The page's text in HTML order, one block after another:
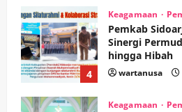
4
Keagamaan
Pemkab
Sinergi
hingga Hibah
wartanusa
Keagamaan